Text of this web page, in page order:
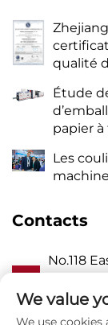
qualité
Étude
papier
Les
Contacts
A
No.118
Zhejiang
We value
We use